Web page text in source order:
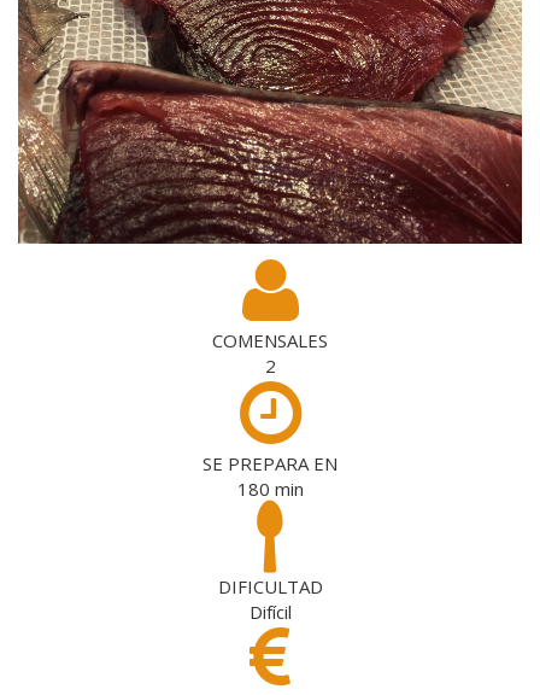
COMENSALES
2
SE PREPARA EN
180 min
DIFICULTAD
Difícil